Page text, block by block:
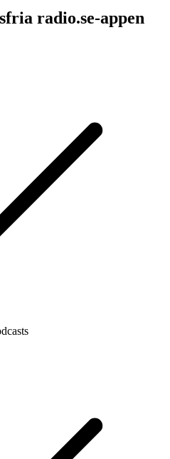
radio.se-appen